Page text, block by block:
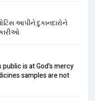
આપીને દુકાનદારોને
is at God’s mercy
samples are not